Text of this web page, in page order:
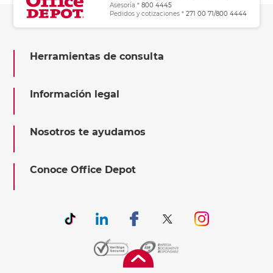
Asesoría * 800 4445
Pedidos y cotizaciones * 271 00 71/800 4444
Herramientas de consulta
Información legal
Nosotros te ayudamos
Conoce Office Depot